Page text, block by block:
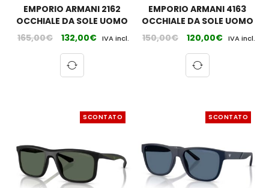
EMPORIO ARMANI 2162
OCCHIALE DA SOLE UOMO
165,00€ 132,00€ IVA incl.
EMPORIO ARMANI 4163
OCCHIALE DA SOLE UOMO
150,00€ 120,00€ IVA incl.
SCONTATO SCONTATO